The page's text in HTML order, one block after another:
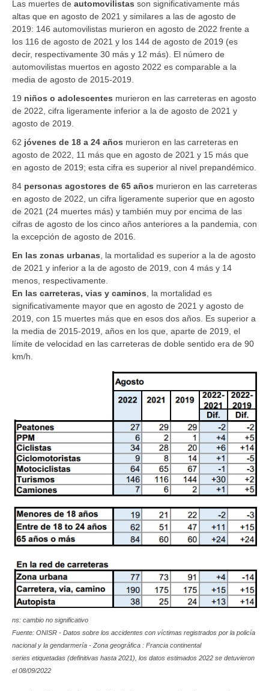
Las muertes de automovilistas son significativamente más
altas que en agosto de 2021 y similares a las de agosto de
2019: 146 automovilistas murieron en agosto de 2022 frente a
los 116 de agosto de 2021 y los 144 de agosto de 2019 (es
decir, respectivamente 30 más y 12 más). El número de
automovilistas muertos en agosto 2022 es comparable a la
media de agosto de 2015-2019.
19 niños o adolescentes murieron en las carreteras en agosto
de 2022, cifra ligeramente inferior a la de agosto de 2021 y
agosto de 2019.
62 jóvenes de 18 a 24 años murieron en las carreteras en
agosto de 2022, 11 más que en agosto de 2021 y 15 más que
en agosto de 2019; esta cifra es superior al nivel prepandémico.
84 personas agostores de 65 años murieron en las carreteras
en agosto de 2022, un cifra ligeramente superior que en agosto
de 2021 (24 muertes más) y también muy por encima de las
cifras de agosto de los cinco años anteriores a la pandemia, con
la excepción de agosto de 2016.
En las zonas urbanas , la mortalidad es superior a la de agosto
de 2021 y inferior a la de agosto de 2019, con 4 más y 14
menos, respectivamente.
En las carreteras, vias y caminos , la mortalidad es
significativamente mayor que en agosto de 2021 y agosto de
2019, con 15 muertes más que en esos dos años. Es superior a
la media de 2015-2019, años en los que, aparte de 2019, el
límite de velocidad en las carreteras de doble sentido era de 90
km/h.
ns: cambio no significativo
Fuente: ONISR - Datos sobre los accidentes con víctimas registrados por la policía
nacional y la gendarmería - Zona geográfica : Francia continental
series etiquetadas (definitivas hasta 2021), los datos estimados 2022 se detuvieron
el 08/09/2022